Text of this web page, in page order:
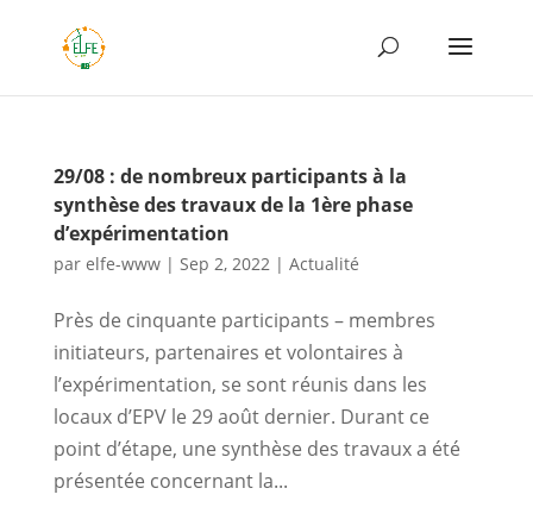
29/08 : de nombreux participants à la
synthèse des travaux de la 1ère phase
d’expérimentation
par elfe-www| Sep 2, 2022| Actualité
Près de cinquante participants – membres
initiateurs, partenaires et volontaires à
l’expérimentation, se sont réunis dans les
locaux d’EPV le 29 août dernier. Durant ce
point d’étape, une synthèse des travaux a été
présentée concernant la...